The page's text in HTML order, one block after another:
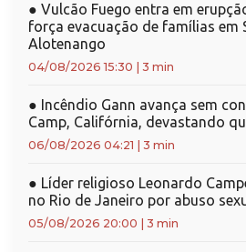
● Vulcão Fuego entra em
força evacuação de famílias em
Alotenango
04/08/2026 15:30 3 min
● Incêndio Gann avança sem
Camp, Califórnia, devastando
06/08/2026 04:21 3 min
● Líder religioso Leonardo
no Rio de Janeiro por abuso
05/08/2026 20:00 3 min